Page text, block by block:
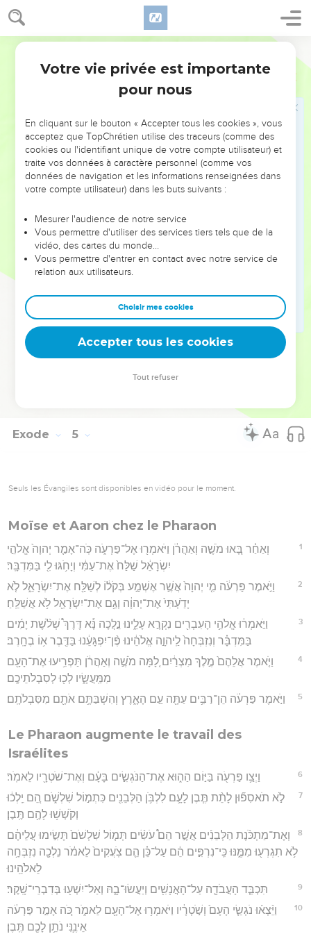
Exode 4
אֲשֶׁר־שַׂ֣מְתִּי בְיָדֶ֔ךָ וַעֲשִׂיתָ֖ם לִפְנֵ֣י פַרְעֹ֑ה וַאֲנִי֙ אֲחַזֵּ֣ק אֶת־לִבּ֔וֹ וְלֹ֥א יְשַׁלַּ֖ח
אֶת־הָעָֽם׃
23
וָאֹמַ֣ר אֵלֶ֗יךָ שַׁלַּ֤ח אֶת־בְּנִי֙ וְיַֽעַבְדֵ֔נִי וַתְּמָאֵ֖ן לְשַׁלְּח֑וֹ הִנֵּה֙ אָנֹכִ֣י הֹרֵ֔ג
24
וַתִּקַּ֨ח צִפֹּרָ֜ה צֹ֗ר וַתִּכְרֹת֙ אֶת־עָרְלַ֣ת בְּנָ֔הּ וַתַּגַּ֖ע לְרַגְלָ֑יו וַתֹּ֕אמֶר כִּ֧י
חֲתַן־דָּמִ֛ים אַתָּ֖ה לִֽי׃
וַיִּ֖רֶף מִמֶּ֑נּוּ אָ֚ז אָֽמְרָ֔ה חֲתַ֥ן דָּמִ֖ים לַמּוּלֹֽת׃
וַיֹּ֤אמֶר יְהוָה֙ אֶֽל־אַהֲרֹ֔ן לֵ֛ךְ לִקְרַ֥את מֹשֶׁ֖ה הַמִּדְבָּ֑רָה וַיֵּ֗לֶךְ וַֽיִּפְגְּשֵׁ֛הוּ
וַיַּגֵּ֤ד מֹשֶׁה֙ לְאַֽהֲרֹ֔ן אֵ֛ת כָּל־דִּבְרֵ֥י יְהוָ֖ה אֲשֶׁ֣ר שְׁלָח֑וֹ וְאֵ֥ת כָּל־הָאֹתֹ֖ת
אֲשֶׁ֥ר צִוָּֽהוּ׃
וַיֵּ֥לֶךְ מֹשֶׁ֖ה וְאַהֲרֹ֑ן וַיַּ֣אַסְפ֔וּ אֶת־כָּל־זִקְנֵ֖י בְּנֵ֥י יִשְׂרָאֵֽל׃
הָאֹתֹ֖ת לְעֵינֵ֥י הָעָֽם׃
וַֽיַּאֲמֵ֖ן הָעָ֑ם וַֽיִּשְׁמְע֡וּ כִּֽי־פָקַ֨ד יְהוָ֜ה אֶת־בְּנֵ֣י יִשְׂרָאֵ֗ל וְכִ֤י רָאָה֙ אֶת־עָנְיָ֔ם
וַֽיִּקְּד֖וּ וַיִּֽשְׁתַּחֲוּֽוּ׃
Hébreu : © Westminster Leningrad Codex - tanach.us --- Grec : © 2010 by the
Exode 5
Seuls les Évangiles sont disponibles en vidéo pour le moment.
Moïse et Aaron chez le Pharaon
1
וְאַחַ֗ר בָּ֚אוּ מֹשֶׁ֣ה וְאַהֲרֹ֔ן וַיֹּאמְר֖וּ אֶל־פַּרְעֹ֑ה כֹּֽה־אָמַ֤ר יְהוָה֙ אֱלֹהֵ֣י
יִשְׂרָאֵ֔ל שַׁלַּח֙ אֶת־עַמִּ֔י וְיָחֹ֥גּוּ לִ֖י בַּמִּדְבָּֽר׃
2
וַיֹּ֣אמֶר פַּרְעֹ֔ה מִ֤י יְהוָה֙ אֲשֶׁ֣ר אֶשְׁמַ֣ע בְּקֹל֔וֹ לְשַׁלַּ֖ח אֶת־יִשְׂרָאֵ֑ל לֹ֤א
יָדַ֙עְתִּי֙ אֶת־יְהוָ֔ה וְגַ֥ם אֶת־יִשְׂרָאֵ֖ל לֹ֥א אֲשַׁלֵּֽחַ׃
3
וַיֹּ֣אמְר֔וּ אֱלֹהֵ֥י הָעִבְרִ֖ים נִקְרָ֣א עָלֵ֑ינוּ נֵ֣לֲכָה נָּ֡א דֶּרֶךְ֩ שְׁלֹ֨שֶׁת יָמִ֜ים
בַּמִּדְבָּ֗ר וְנִזְבְּחָה֙ לַֽיהוָ֣ה אֱלֹהֵ֔ינוּ פֶּ֨ן־יִפְגָּעֵ֔נוּ בַּדֶּ֖בֶר א֥וֹ בֶחָֽרֶב׃
4
וַיֹּ֤אמֶר אֲלֵהֶם֙ מֶ֣לֶךְ מִצְרַ֔יִם לָ֚מָּה מֹשֶׁ֣ה וְאַהֲרֹ֔ן תַּפְרִ֥יעוּ אֶת־הָעָ֖ם
מִמַּֽעֲשָׂ֑יו לְכ֖וּ לְסִבְלֹתֵיכֶֽם׃
5 וַיֹּ֣אמֶר פַּרְעֹ֔ה הֵן־רַבִּ֥ים עַתָּ֖ה עַ֣ם הָאָ֑רֶץ וְהִשְׁבַּתֶּ֥ם אֹתָ֖ם מִסִּבְלֹתָֽם׃
Le Pharaon augmente le travail des
Israélites
6 וַיְצַ֥ו פַּרְעֹ֖ה בַּיּ֣וֹם הַה֑וּא אֶת־הַנֹּגְשִׂ֣ים בָּעָ֔ם וְאֶת־שֹׁטְרָ֖יו לֵאמֹֽר׃
7
לֹ֣א תֹאסִפ֞וּן לָתֵ֨ת תֶּ֧בֶן לָעָ֛ם לִלְבֹּ֥ן הַלְּבֵנִ֖ים כִּתְמ֣וֹל שִׁלְשֹׁ֑ם הֵ֚ם יֵֽלְכ֔וּ
וְקֹשְׁשׁ֥וּ לָהֶ֖ם תֶּֽבֶן׃
8
וְאֶת־מַתְכֹּ֨נֶת הַלְּבֵנִ֜ים אֲשֶׁ֣ר הֵם֩ עֹשִׂ֨ים תְּמ֤וֹל שִׁלְשֹׁם֙ תָּשִׂ֣ימוּ עֲלֵיהֶ֔ם
לֹ֥א תִגְרְע֖וּ מִמֶּ֑נּוּ כִּֽי־נִרְפִּ֣ים הֵ֔ם עַל־כֵּ֗ן הֵ֤ם צֹֽעֲקִים֙ לֵאמֹ֔ר נֵלְכָ֖ה נִזְבְּחָ֥ה
לֵאלֹהֵֽינוּ׃
9 תִּכְבַּ֧ד הָעֲבֹדָ֛ה עַל־הָאֲנָשִׁ֖ים וְיַעֲשׂוּ־בָ֑הּ וְאַל־יִשְׁע֖וּ בְּדִבְרֵי־שָֽׁקֶר׃
10
וַיֵּ֨צְא֜וּ נֹגְשֵׂ֤י הָעָם֙ וְשֹׁ֣טְרָ֔יו וַיֹּאמְר֥וּ אֶל־הָעָ֖ם לֵאמֹ֑ר כֹּ֚ה אָמַ֣ר פַּרְעֹ֔ה
אֵינֶ֛נִּי נֹתֵ֥ן לָכֶ֖ם תֶּֽבֶן׃
Votre vie privée est importante
pour nous
En cliquant sur le bouton « Accepter tous les cookies », vous
acceptez que TopChrétien utilise des traceurs (comme des
cookies ou l'identifiant unique de votre compte utilisateur) et
traite vos données à caractère personnel (comme vos
données de navigation et les informations renseignées dans
votre compte utilisateur) dans les buts suivants :
Mesurer l'audience de notre service
Vous permettre d'utiliser des services tiers tels que de la
vidéo, des cartes du monde…
Vous permettre d'entrer en contact avec notre service de
relation aux utilisateurs.
Choisir mes cookies
Accepter tous les cookies
Tout refuser